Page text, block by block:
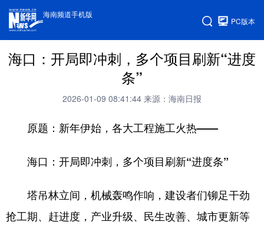
海南频道手机版
PC版本
海口：开局即冲刺，多个项目刷新“进度
条”
2026-01-09 08:41:44 来源：海南日报
原题：新年伊始，各大工程施工火热——
海口：开局即冲刺，多个项目刷新“进度条”
塔吊林立间，机械轰鸣作响，建设者们铆足干劲
抢工期、赶进度，产业升级、民生改善、城市更新等